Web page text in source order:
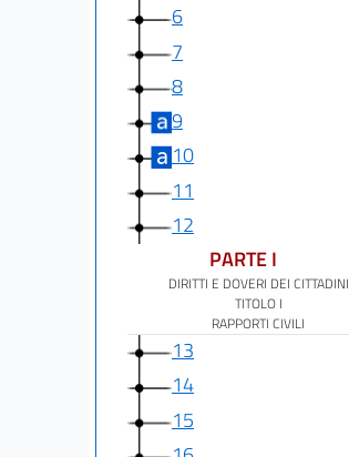
6
7
8
9
10
11
12
PARTE I
DIRITTI E DOVERI DEI CITTADINI
TITOLO I
RAPPORTI CIVILI
13
14
15